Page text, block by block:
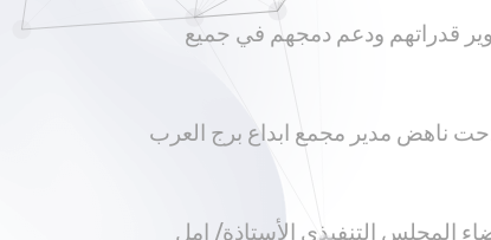
قدراتهم ودعم دمجهم في جميع
ناهض مدير مجمع ابداع برج العرب
المجلس التنفيذي الأستاذة/ امل